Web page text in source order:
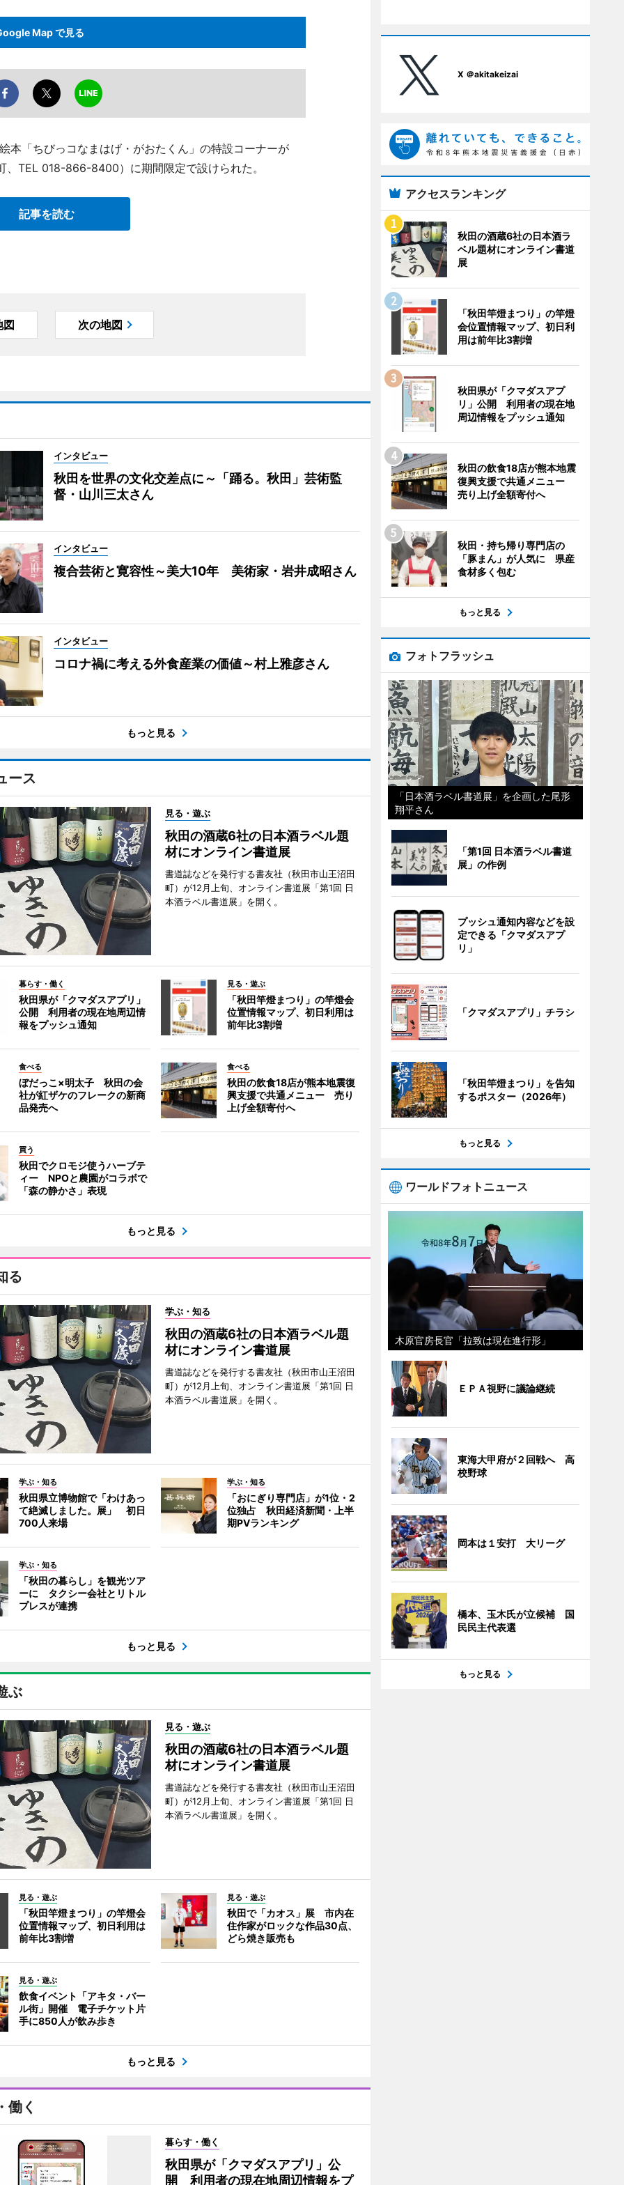
Map で見る
本「ちびっコなまはげ・がおたくん」の特設コーナーが
TEL 018-866-8400）に期間限定で設けられた。
記事を読む
図 次の地図
インタビュー
秋田を世界の文化交差点に～「踊る。秋田」芸術監
督・山川三太さん
インタビュー
複合芸術と寛容性～美大10年 美術家・岩井成昭さん
インタビュー
コロナ禍に考える外食産業の価値～村上雅彦さん
もっと見る
ース
見る・遊ぶ
秋田の酒蔵6社の日本酒ラベル題
材にオンライン書道展
書道誌などを発行する書友社（秋田市山王沼田
町）が12月上旬、オンライン書道展「第1回 日
本酒ラベル書道展」を開く。
暮らす・働く
秋田県が「クマダスアプリ」
公開 利用者の現在地周辺情
報をプッシュ通知
見る・遊ぶ
「秋田竿燈まつり」の竿燈会
位置情報マップ、初日利用は
前年比3割増
食べる
ぼだっこ×明太子 秋田の会
社が紅ザケのフレークの新商
品発売へ
食べる
秋田の飲食18店が熊本地震復
興支援で共通メニュー 売り
上げ全額寄付へ
買う
秋田でクロモジ使うハーブテ
ィー NPOと農園がコラボで
「森の静かさ」表現
もっと見る
る
学ぶ・知る
秋田の酒蔵6社の日本酒ラベル題
材にオンライン書道展
書道誌などを発行する書友社（秋田市山王沼田
町）が12月上旬、オンライン書道展「第1回 日
本酒ラベル書道展」を開く。
学ぶ・知る
秋田県立博物館で「わけあっ
て絶滅しました。展」 初日
700人来場
学ぶ・知る
「おにぎり専門店」が1位・2
位独占 秋田経済新聞・上半
期PVランキング
学ぶ・知る
「秋田の暮らし」を観光ツア
ーに タクシー会社とリトル
プレスが連携
もっと見る
ぶ
見る・遊ぶ
秋田の酒蔵6社の日本酒ラベル題
材にオンライン書道展
書道誌などを発行する書友社（秋田市山王沼田
町）が12月上旬、オンライン書道展「第1回 日
本酒ラベル書道展」を開く。
見る・遊ぶ
「秋田竿燈まつり」の竿燈会
位置情報マップ、初日利用は
前年比3割増
見る・遊ぶ
秋田で「カオス」展 市内在
住作家がロックな作品30点、
どら焼き販売も
見る・遊ぶ
飲食イベント「アキタ・バー
ル街」開催 電子チケット片
手に850人が飲み歩き
もっと見る
働く
暮らす・働く
秋田県が「クマダスアプリ」公
開 利用者の現在地周辺情報をプ
X ＠akitakeizai
アクセスランキング
秋田の酒蔵6社の日本酒ラ
ベル題材にオンライン書道
展
「秋田竿燈まつり」の竿燈
会位置情報マップ、初日利
用は前年比3割増
秋田県が「クマダスアプ
リ」公開 利用者の現在地
周辺情報をプッシュ通知
秋田の飲食18店が熊本地震
復興支援で共通メニュー
売り上げ全額寄付へ
秋田・持ち帰り専門店の
「豚まん」が人気に 県産
食材多く包む
もっと見る
フォトフラッシュ
「日本酒ラベル書道展」を企画した尾形
翔平さん
「第1回 日本酒ラベル書道
展」の作例
プッシュ通知内容などを設
定できる「クマダスアプ
リ」
「クマダスアプリ」チラシ
「秋田竿燈まつり」を告知
するポスター（2026年）
もっと見る
ワールドフォトニュース
木原官房長官「拉致は現在進行形」
ＥＰＡ視野に議論継続
東海大甲府が２回戦へ 高
校野球
岡本は１安打 大リーグ
橋本、玉木氏が立候補 国
民民主代表選
もっと見る